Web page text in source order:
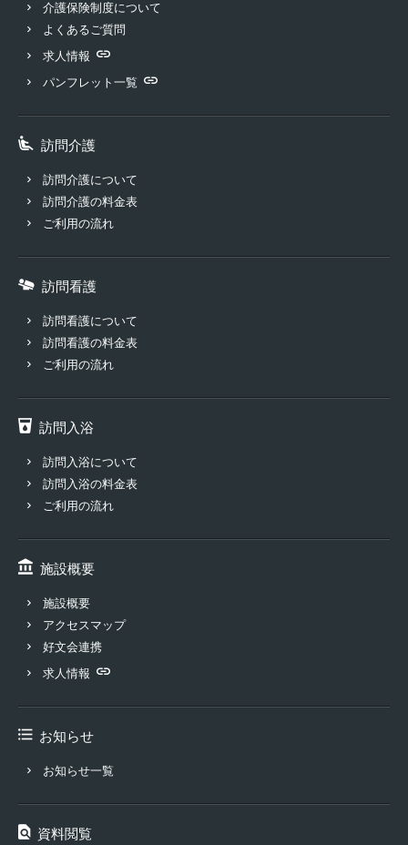
介護保険制度について
よくあるご質問
求人情報
パンフレット一覧
訪問介護
訪問介護について
訪問介護の料金表
ご利用の流れ
訪問看護
訪問看護について
訪問看護の料金表
ご利用の流れ
訪問入浴
訪問入浴について
訪問入浴の料金表
ご利用の流れ
施設概要
施設概要
アクセスマップ
好文会連携
求人情報
お知らせ
お知らせ一覧
資料閲覧